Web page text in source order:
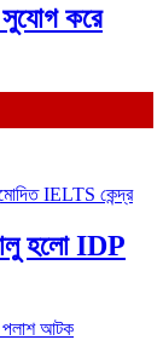
সুযোগ করে
হলো IDP